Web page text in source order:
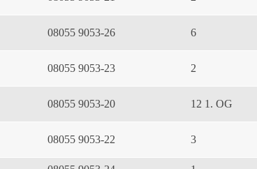
08055 9053-26 6
08055 9053-23 2
08055 9053-20 12 1. OG
08055 9053-22 3